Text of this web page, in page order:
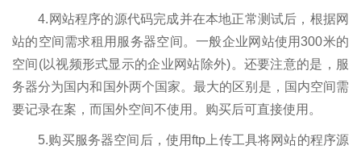
4.网站程序的源代码完成并在本地正常测试后，根据网
站的空间需求租用服务器空间。一般企业网站使用300米的
空间(以视频形式显示的企业网站除外)。还要注意的是，服
务器分为国内和国外两个国家。最大的区别是，国内空间需
要记录在案，而国外空间不使用。购买后可直接使用。
5.购买服务器空间后，使用ftp上传工具将网站的程序源